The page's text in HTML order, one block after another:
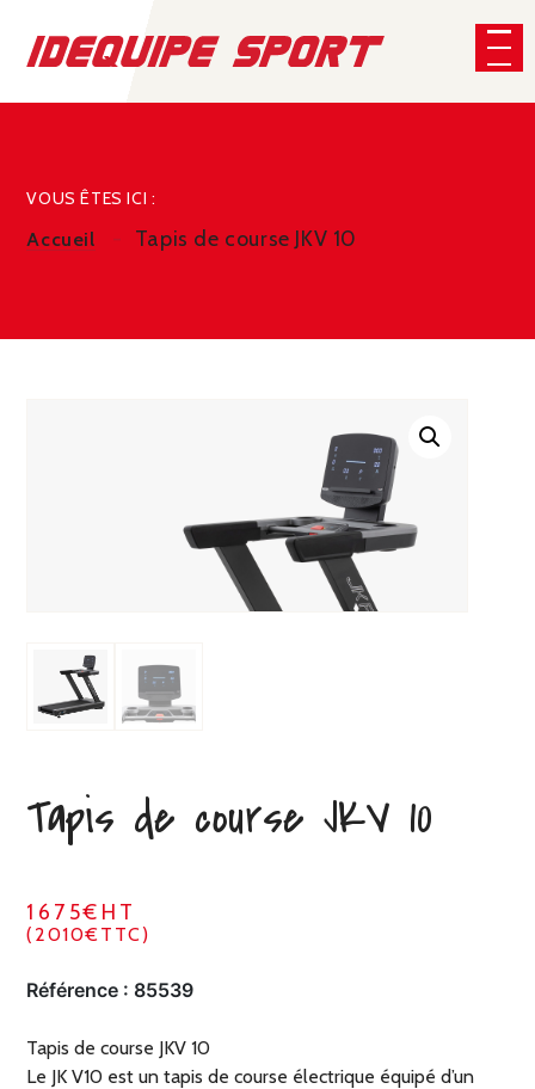
VOUS ÊTES ICI :
Accueil Tapis de course JKV 10
Tapis de course JKV 10
1675€HT
(2010€TTC)
Référence : 85539
Tapis de course JKV 10
Le JK V10 est un tapis de course électrique équipé d’un